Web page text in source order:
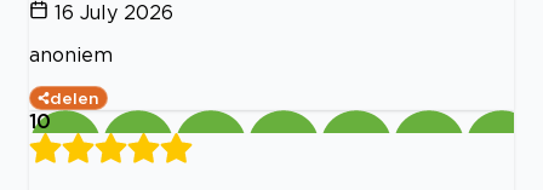
16 July 2026
anoniem
delen
10